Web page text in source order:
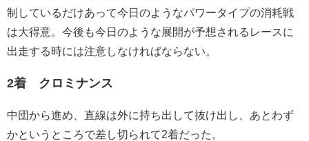
制しているだけあって今日のようなパワータイプの消耗戦
は大得意。今後も今日のような展開が予想されるレースに
出走する時には注意しなければならない。
2着 クロミナンス
中団から進め、直線は外に持ち出して抜け出し、あとわず
かというところで差し切られて2着だった。